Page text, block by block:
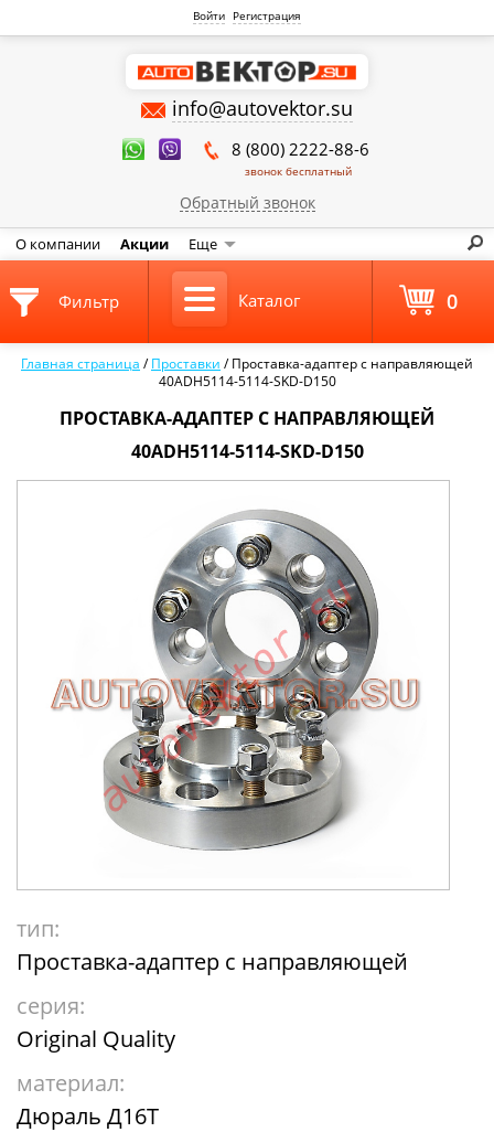
Войти Регистрация
info@autovektor.su
8 (800) 2222-88-6
звонок бесплатный
Обратный звонок
О компании Акции Еще
Главная страница /Проставки /Проставка-адаптер с направляющей
40ADH5114-5114-SKD-D150
ПРОСТАВКА-АДАПТЕР С НАПРАВЛЯЮЩЕЙ
40ADH5114-5114-SKD-D150
тип:
Проставка-адаптер с направляющей
серия:
Original Quality
материал:
Дюраль Д16Т
Фильтр Каталог 0